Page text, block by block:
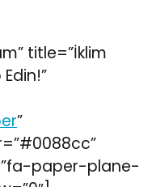
title=”İklim
”
paper-plane-